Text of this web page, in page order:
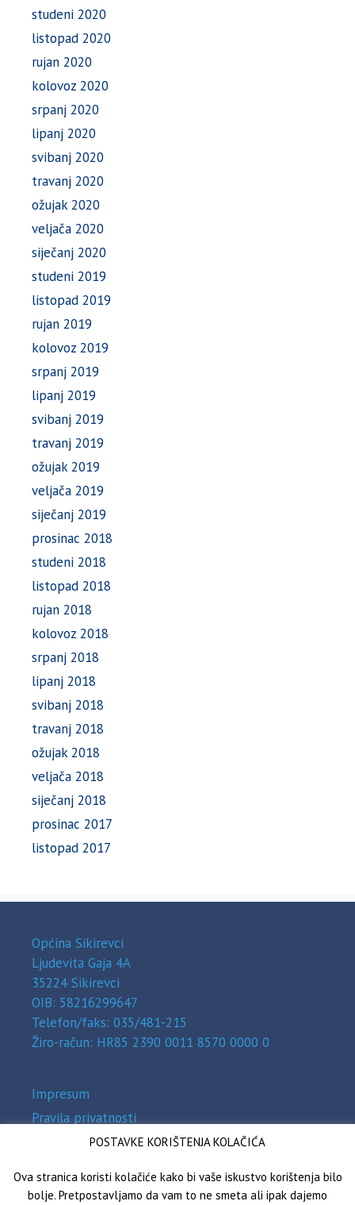
studeni 2020
listopad 2020
rujan 2020
kolovoz 2020
srpanj 2020
lipanj 2020
svibanj 2020
travanj 2020
ožujak 2020
veljača 2020
siječanj 2020
studeni 2019
listopad 2019
rujan 2019
kolovoz 2019
srpanj 2019
lipanj 2019
svibanj 2019
travanj 2019
ožujak 2019
veljača 2019
siječanj 2019
prosinac 2018
studeni 2018
listopad 2018
rujan 2018
kolovoz 2018
srpanj 2018
lipanj 2018
svibanj 2018
travanj 2018
ožujak 2018
veljača 2018
siječanj 2018
prosinac 2017
listopad 2017
Općina Sikirevci
Ljudevita Gaja 4A
35224 Sikirevci
OIB: 58216299647
Telefon/faks: 035/481-215
Žiro-račun: HR85 2390 0011 8570 0000 0
Impresum
Pravila privatnosti
Zaštita osobnih podataka (GDPR)
POSTAVKE KORIŠTENJA KOLAČIĆA
Ova stranica koristi kolačiće kako bi vaše iskustvo korištenja bilo
bolje. Pretpostavljamo da vam to ne smeta ali ipak dajemo